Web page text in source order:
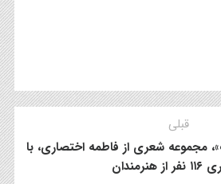
قبلی
مجموعه شعری از فاطمه اختصاری، با